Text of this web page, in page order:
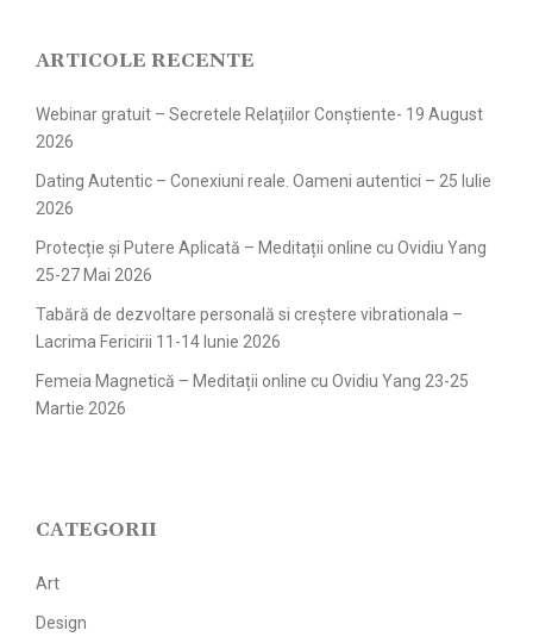
ARTICOLE RECENTE
Webinar gratuit – Secretele Relațiilor Conștiente- 19 August
2026
Dating Autentic – Conexiuni reale. Oameni autentici – 25 Iulie
2026
Protecție și Putere Aplicată – Meditații online cu Ovidiu Yang
25-27 Mai 2026
Tabără de dezvoltare personală si creștere vibrationala –
Lacrima Fericirii 11-14 Iunie 2026
Femeia Magnetică – Meditații online cu Ovidiu Yang 23-25
Martie 2026
CATEGORII
Art
Design